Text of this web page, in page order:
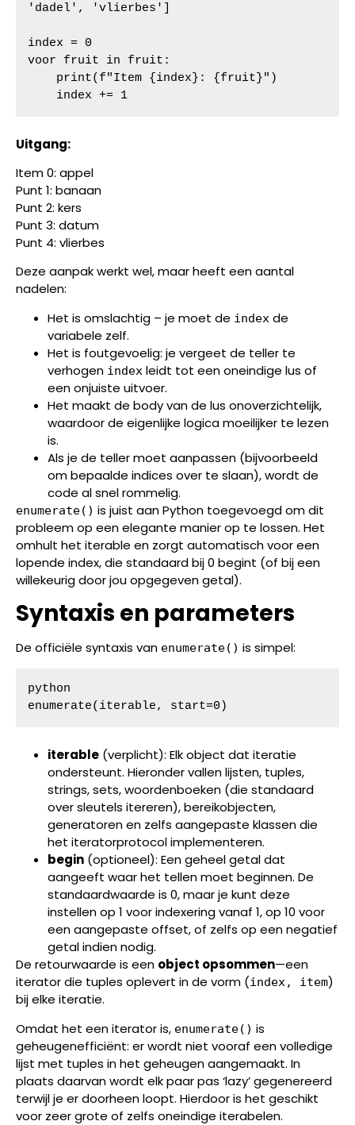
'dadel', 'vlierbes']
index = 0
voor fruit in fruit:
    index += 1
Uitgang:
Item 0: appel
Punt 1: banaan
Punt 2: kers
Punt 3: datum
Punt 4: vlierbes
Deze aanpak werkt wel, maar heeft een aantal
nadelen:
Het is omslachtig – je moet de index de
variabele zelf.
Het is foutgevoelig: je vergeet de teller te
verhogen index leidt tot een oneindige lus of
een onjuiste uitvoer.
Het maakt de body van de lus onoverzichtelijk,
waardoor de eigenlijke logica moeilijker te lezen
is.
Als je de teller moet aanpassen (bijvoorbeeld
om bepaalde indices over te slaan), wordt de
code al snel rommelig.
enumerate() is juist aan Python toegevoegd om dit
probleem op een elegante manier op te lossen. Het
omhult het iterable en zorgt automatisch voor een
lopende index, die standaard bij 0 begint (of bij een
willekeurig door jou opgegeven getal).
Syntaxis en parameters
De officiële syntaxis van enumerate() is simpel:
python
enumerate(iterable, start=0)
iterable (verplicht): Elk object dat iteratie
ondersteunt. Hieronder vallen lijsten, tuples,
strings, sets, woordenboeken (die standaard
over sleutels itereren), bereikobjecten,
generatoren en zelfs aangepaste klassen die
het iteratorprotocol implementeren.
begin (optioneel): Een geheel getal dat
aangeeft waar het tellen moet beginnen. De
standaardwaarde is 0, maar je kunt deze
instellen op 1 voor indexering vanaf 1, op 10 voor
een aangepaste offset, of zelfs op een negatief
getal indien nodig.
De retourwaarde is een object opsommen—een
iterator die tuples oplevert in de vorm (index, item)
bij elke iteratie.
Omdat het een iterator is, enumerate() is
geheugenefficiënt: er wordt niet vooraf een volledige
lijst met tuples in het geheugen aangemaakt. In
plaats daarvan wordt elk paar pas ‘lazy’ gegenereerd
terwijl je er doorheen loopt. Hierdoor is het geschikt
voor zeer grote of zelfs oneindige iterabelen.